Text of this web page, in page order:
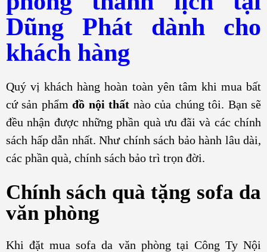
Dũng Phát dành cho
khách hàng
Quý vị khách hàng hoàn toàn yên tâm khi mua bất
cứ sản phẩmđồ nội thất nào của chúng tôi. Bạn sẽ
đều nhận được những phần quà ưu đãi và các chính
sách hấp dẫn nhất. Như chính sách bảo hành lâu dài,
các phần quà, chính sách bảo trì trọn đời.
Chính sách quà tặng sofa da
văn phòng
Khi đặt mua sofa da văn phòng tại Công Ty Nội